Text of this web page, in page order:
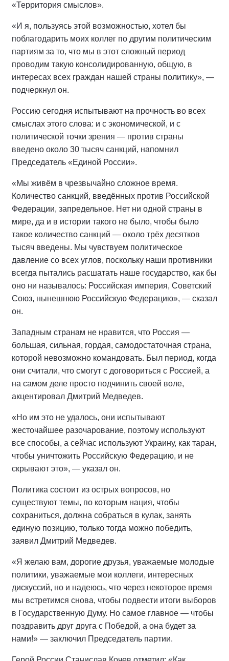
«Территория смыслов».
«И я, пользуясь этой возможностью, хотел бы
поблагодарить моих коллег по другим политическим
партиям за то, что мы в этот сложный период
проводим такую консолидированную, общую, в
интересах всех граждан нашей страны политику», —
подчеркнул он.
Россию сегодня испытывают на прочность во всех
смыслах этого слова: и с экономической, и с
политической точки зрения — против страны
введено около 30 тысяч санкций, напомнил
Председатель «Единой России».
«Мы живём в чрезвычайно сложное время.
Количество санкций, введённых против Российской
Федерации, запредельное. Нет ни одной страны в
мире, да и в истории такого не было, чтобы было
такое количество санкций — около трёх десятков
тысяч введены. Мы чувствуем политическое
давление со всех углов, поскольку наши противники
всегда пытались расшатать наше государство, как бы
оно ни называлось: Российская империя, Советский
Союз, нынешнюю Российскую Федерацию», — сказал
он.
Западным странам не нравится, что Россия —
большая, сильная, гордая, самодостаточная страна,
которой невозможно командовать. Был период, когда
они считали, что смогут с договориться с Россией, а
на самом деле просто подчинить своей воле,
акцентировал Дмитрий Медведев.
«Но им это не удалось, они испытывают
жесточайшее разочарование, поэтому используют
все способы, а сейчас используют Украину, как таран,
чтобы уничтожить Российскую Федерацию, и не
скрывают это», — указал он.
Политика состоит из острых вопросов, но
существуют темы, по которым нация, чтобы
сохраниться, должна собраться в кулак, занять
единую позицию, только тогда можно победить,
заявил Дмитрий Медведев.
«Я желаю вам, дорогие друзья, уважаемые молодые
политики, уважаемые мои коллеги, интересных
дискуссий, но и надеюсь, что через некоторое время
мы встретимся снова, чтобы подвести итоги выборов
в Государственную Думу. Но самое главное — чтобы
поздравить друг друга с Победой, а она будет за
нами!» — заключил Председатель партии.